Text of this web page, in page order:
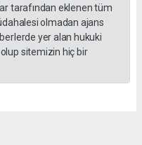
tarafından eklenen tüm
olmadan ajans
yer alan hukuki
sitemizin hiç bir